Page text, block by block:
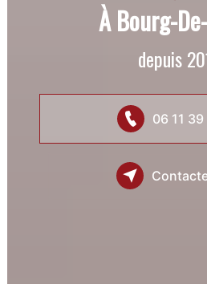
À Bourg-
depuis
06 11